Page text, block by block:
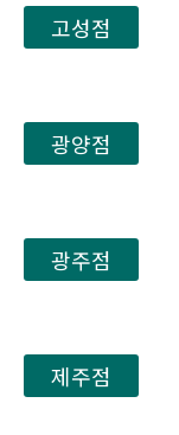
고성점
광양점
광주점
제주점